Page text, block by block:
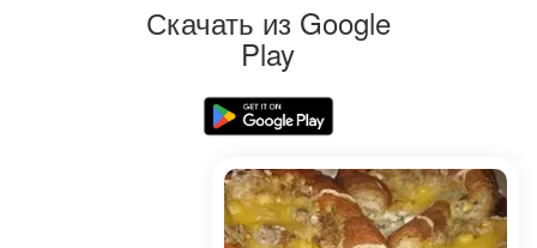
Скачать из Google
Play